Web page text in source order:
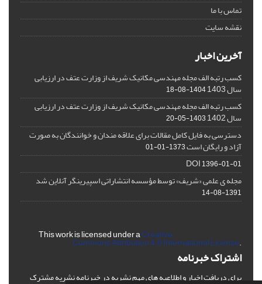
تماس با ما
نقشه سایت
آخرین اخبار
کسب رتبه الف مجله مهندسی مکانیک شریف از وزارت عتف در ارزیابی
سال 1403 1404-08-18
کسب رتبه الف مجله مهندسی مکانیک شریف از وزارت عتف در ارزیابی
سال 1402 1403-05-20
دسترسی به فایل کامل مقالات برای علاقه مندان و خوانندگان به صورت
آزاد و رایگان است1373-01-01
DOI1396-01-01
مجله ی علمی «شریف» توسط مؤسسه انتشاراتی اسپیرینگر آنلاین شد
1391-08-14
This work is licensed under aCreative
Commons Attribution 4.0 International License.
اشتراک خبرنامه
برای دریافت اخبار و اطلاعیه های مهم نشریه در خبرنامه نشریه مشترک